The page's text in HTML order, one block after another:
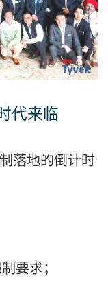
代来临
落地的倒计时
要求；